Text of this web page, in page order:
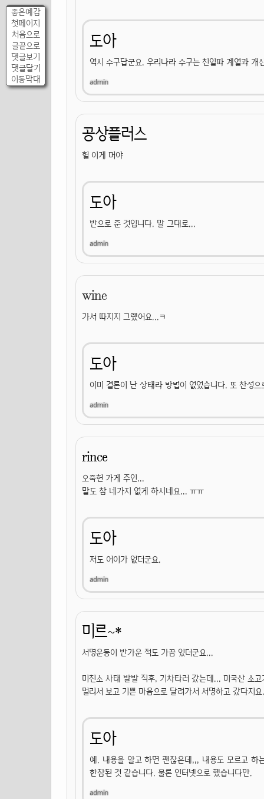
좋은예감
첫페이지
처음으로
글끝으로
댓글보기
댓글달기
이동막대
도아
역시 수구답군요. 우리나라 수구는 친일파 계열과 개
공상플러스
헐 이게 머야
도아
반으로 준 것입니다. 말 그대로...
wine
가서 따지지 그랬어요...ㅋ
도아
이미 결론이 난 상태라 방법이 없었습니다. 또 찬성
rince
오죽헌 가게 주인...
말도 참 네가지 없게 하시네요... ㅠㅠ
도아
저도 어이가 없더군요.
미르~*
서명운동이 반가운 적도 가끔 있더군요...
미친소 사태 발발 직후, 기차타러 갔는데... 미국산 소
멀리서 보고 기쁜 마음으로 달려가서 서명하고 갔다지
도아
예. 내용을 알고 하면 괜찮은데,,, 내용도 모르고 하
한참된 것 같습니다. 물론 인터넷으로 했습니다만.